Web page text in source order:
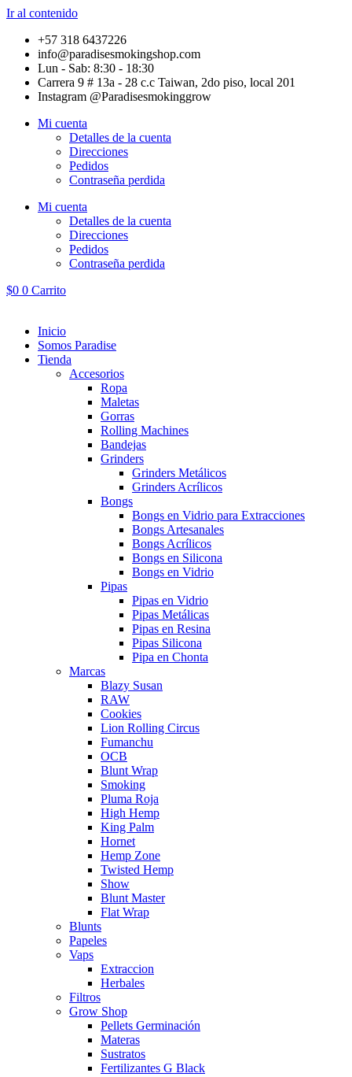
Ir al contenido
+57 318 6437226
info@paradisesmokingshop.com
Lun - Sab: 8:30 - 18:30
Carrera 9 # 13a - 28 c.c Taiwan, 2do piso, local 201
Instagram @Paradisesmokinggrow
Mi cuenta
Detalles de la cuenta
Direcciones
Pedidos
Contraseña perdida
Mi cuenta
Detalles de la cuenta
Direcciones
Pedidos
Contraseña perdida
$0 0 Carrito
Inicio
Somos Paradise
Tienda
Accesorios
Ropa
Maletas
Gorras
Rolling Machines
Bandejas
Grinders
Grinders Metálicos
Grinders Acrílicos
Bongs
Bongs en Vidrio para Extracciones
Bongs Artesanales
Bongs Acrílicos
Bongs en Silicona
Bongs en Vidrio
Pipas
Pipas en Vidrio
Pipas Metálicas
Pipas en Resina
Pipas Silicona
Pipa en Chonta
Marcas
Blazy Susan
RAW
Cookies
Lion Rolling Circus
Fumanchu
OCB
Blunt Wrap
Smoking
Pluma Roja
High Hemp
King Palm
Hornet
Hemp Zone
Twisted Hemp
Show
Blunt Master
Flat Wrap
Blunts
Papeles
Vaps
Extraccion
Herbales
Filtros
Grow Shop
Pellets Germinación
Materas
Sustratos
Fertilizantes G Black